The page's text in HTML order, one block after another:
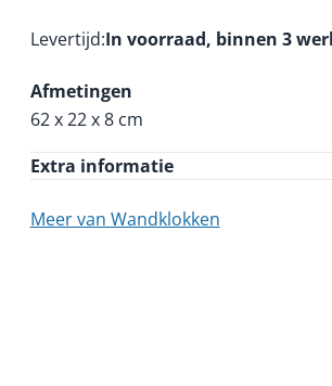
Levertijd In voorraad, binnen 3
Afmetingen
62 x 22 x 8 cm
Extra informatie
Meer van Wandklokken